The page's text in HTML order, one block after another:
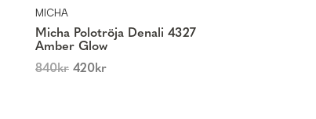
MICHA
Micha Polotröja Denali 4327
Amber Glow
840kr 420kr